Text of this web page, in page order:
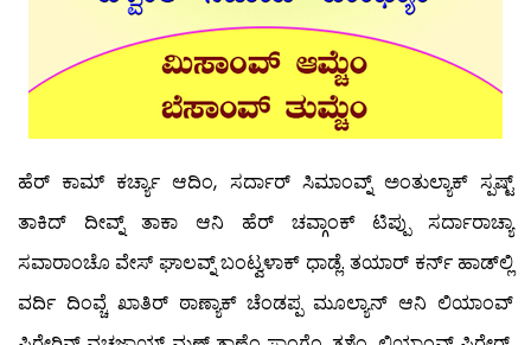
ಹೆರ್ ಕಾಮ್ ಕರ್ಚ್ಯಾ ಆದಿಂ, ಸರ್ದಾರ್ ಸಿಮಾಂವ್ನ್ ಅಂತುಲ್ಯಾಕ್ ಸ್ಪಷ್ಟ್
ತಾಕಿದ್ ದೀವ್ನ್ ತಾಕಾ ಆನಿ ಹೆರ್ ಚವ್ಗಾಂಕ್ ಟಿಪ್ಪು ಸರ್ದಾರಾಚ್ಯಾ
ಸವಾರಾಂಚೊ ವೇಸ್ ಘಾಲವ್ನ್ ಬಂಟ್ವಳಾಕ್ ಧಾಡ್ಲೆ. ತಯಾರ್ ಕರ್ನ್ ಹಾಡ್‍ಲ್ಲಿ
ವರ್ದಿ ದಿಂವ್ಚೆ ಖಾತಿರ್ ಠಾಣ್ಯಾಕ್ ಚೆಂಡಪ್ಪ ಮೂಲ್ಯಾನ್ ಆನಿ ಲಿಯಾಂವ್